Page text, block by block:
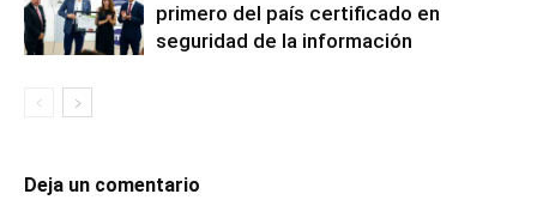
primero del país certificado en
seguridad de la información
Deja un comentario